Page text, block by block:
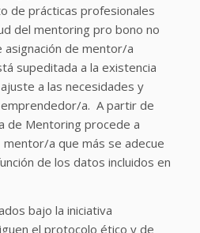
de prácticas profesionales
del mentoring pro bono no
asignación de mentor/a
supeditada a la existencia
a las necesidades y
a. A partir de
de Mentoring procede a
a que más se adecue
de los datos incluidos en
bajo la iniciativa
el protocolo ético y de